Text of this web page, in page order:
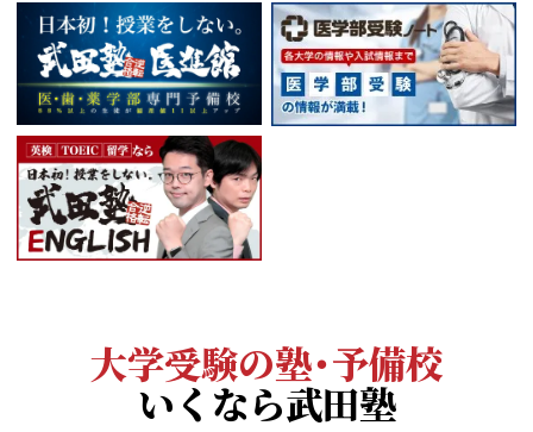
大学受験の塾・予備校
いくなら武田塾